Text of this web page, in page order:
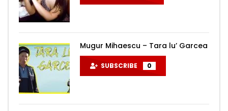
Mugur Mihaescu – Tara lu’ Garcea
SUBSCRIBE 0